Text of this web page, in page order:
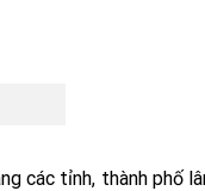
các tỉnh, thành phố